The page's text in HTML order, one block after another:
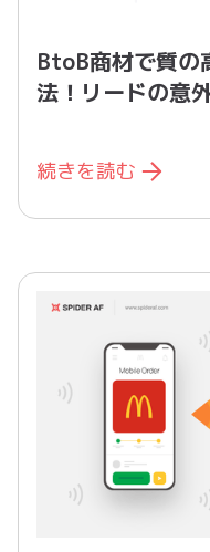
BtoB商材で質の
法！リードの意
続きを読む